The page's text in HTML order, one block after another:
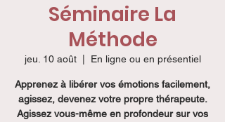
Séminaire La
Méthode
jeu. 10 août
  |
En ligne ou en présentiel
Apprenez à libérer vos émotions facilement,
agissez, devenez votre propre thérapeute.
Agissez vous-même en profondeur sur vos